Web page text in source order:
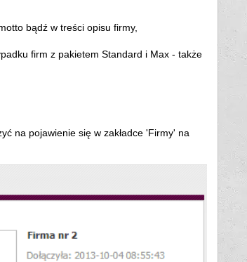
bądź w treści opisu firmy,
firm z pakietem Standard i Max - także
na pojawienie się w zakładce 'Firmy' na